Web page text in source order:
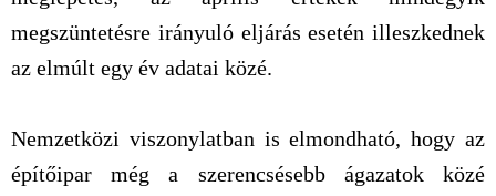
megszüntetésre irányuló eljárás esetén illeszkednek
az elmúlt egy év adatai közé.
Nemzetközi viszonylatban is elmondható, hogy az
építőipar még a szerencsésebb ágazatok közé